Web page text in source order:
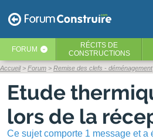
FORUM ‹ RÉCITS DE
CONSTRUCTIONS
Accueil Forum Remise des clefs - déménagement
Etude
lors de la
Ce sujet comporte 1 message et a